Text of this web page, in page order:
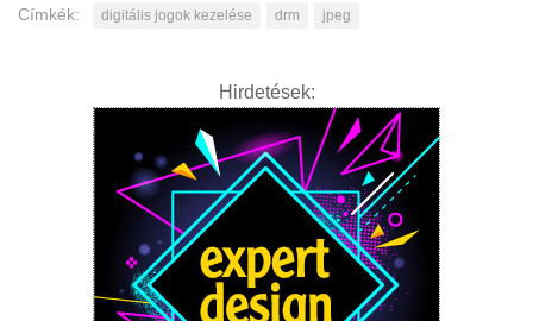
Címkék: digitális jogok kezelése drm jpeg
Hirdetések: